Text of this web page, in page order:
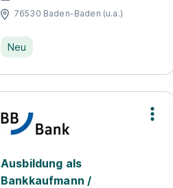
76530 Baden-Baden (u.a.)
Neu
Ausbildung als
Bankkaufmann /